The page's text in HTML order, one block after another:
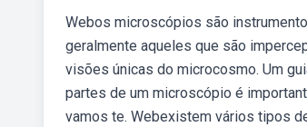
Webos microscópios são
geralmente aqueles que são
visões únicas do microcosmo. Um
partes de um microscópio é
vamos te. Webexistem vários tipos